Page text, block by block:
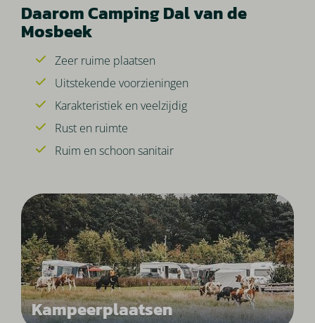
Daarom Camping Dal van de
Mosbeek
Zeer ruime plaatsen
Uitstekende voorzieningen
Karakteristiek en veelzijdig
Rust en ruimte
Ruim en schoon sanitair
Kampeerplaatsen